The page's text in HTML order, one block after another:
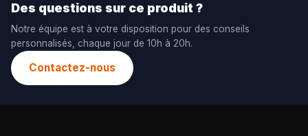
Des questions sur ce produit ?
Notre équipe est à votre disposition pour des conseils
personnalisés, chaque jour de 10h à 20h.
Contactez-nous